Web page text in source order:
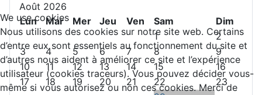
e
p
r
é
c
é
d
p
r
é
c
é
d
e
e
s
u
i
v
a
n
s
u
i
v
a
n
t
Août 2026
Lun
Mar Mer Jeu Ven Sam
Dim
1
2
3
4 5 6 7 8
9
10
11 12 13 14 15
16
17
18 19 20 21 22 23
We use cookies
Nous utilisons des cookies sur notre site web. Certains
d’entre eux sont essentiels au fonctionnement du site et
d’autres nous aident à améliorer ce site et l’expérience
utilisateur (cookies traceurs). Vous pouvez décider vous-
même si vous autorisez ou non ces cookies. Merci de